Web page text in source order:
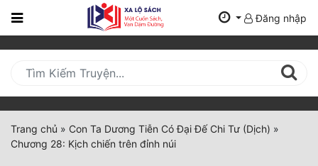
Trang
Mới
Cập
Nhật
(current)
Đăng nhập
Trang chủ » Con Ta Dương Tiễn Có Đại Đế Chi Tư (Dịch) »
Chương 28: Kịch chiến trên đỉnh núi